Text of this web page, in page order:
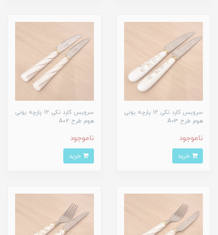
سرویس کارد تکی 12 پارچه یونی
هوم طرح A03
ناموجود
سرویس کارد تکی 12 پارچه یونی
هوم طرح A02
ناموجود